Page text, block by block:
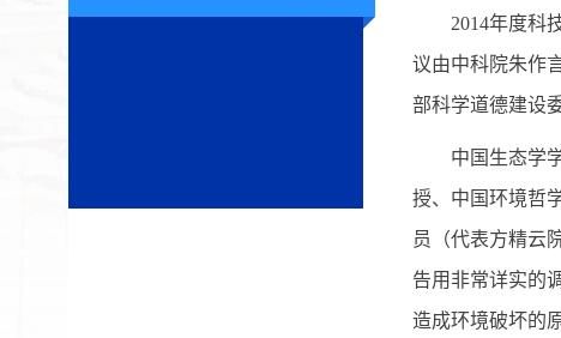
2014年度科技
议由中科院朱作
部科学道德建设
中国生态学学
授、中国环境哲
员（代表方精云
告用非常详实的
造成环境破坏的